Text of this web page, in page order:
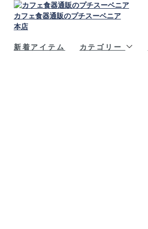
カフェ食器通販のプチスーベニア
本店
新着アイテム カテゴリー